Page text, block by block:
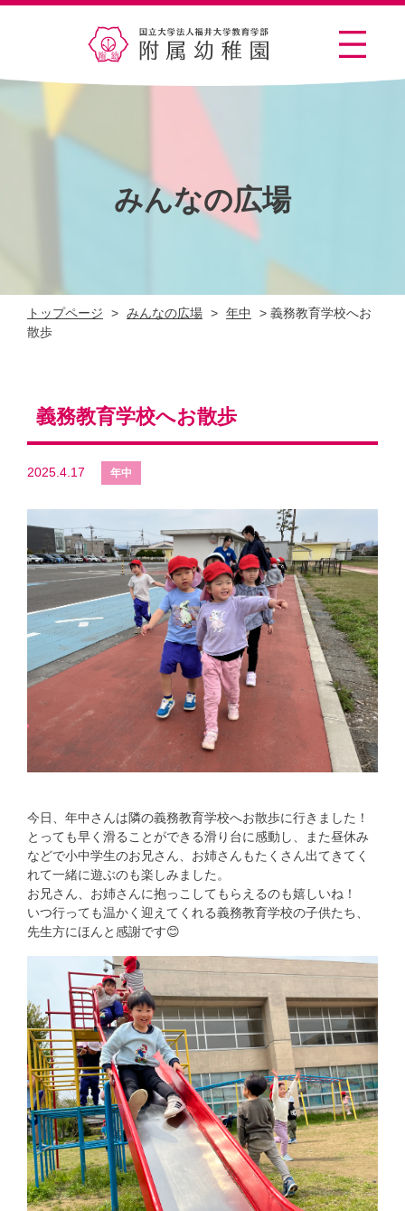
みんなの広場
トップページ > みんなの広場 > 年中 > 義務教育学校へお
散歩
義務教育学校へお散歩
2025.4.17
今日、年中さんは隣の義務教育学校へお散歩に行きました！
とっても早く滑ることができる滑り台に感動し、また昼休み
などで小中学生のお兄さん、お姉さんもたくさん出てきてく
れて一緒に遊ぶのも楽しみました。
お兄さん、お姉さんに抱っこしてもらえるのも嬉しいね！
いつ行っても温かく迎えてくれる義務教育学校の子供たち、
先生方にほんと感謝です😊